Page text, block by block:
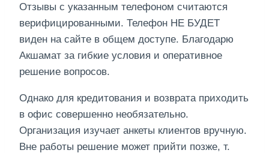
Отзывы с указанным телефоном считаются
верифицированными. Телефон НЕ БУДЕТ
виден на сайте в общем доступе. Благодарю
Акшамат за гибкие условия и оперативное
решение вопросов.
Однако для кредитования и возврата приходить
в офис совершенно необязательно.
Организация изучает анкеты клиентов вручную.
Вне работы решение может прийти позже, т.